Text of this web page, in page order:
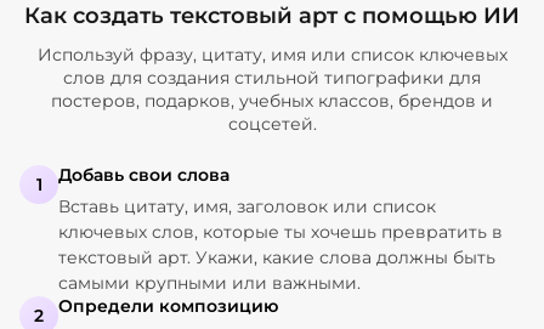
Как создать текстовый арт с помощью ИИ
Используй фразу, цитату, имя или список ключевых
слов для создания стильной типографики для
постеров, подарков, учебных классов, брендов и
соцсетей.
1
Добавь свои слова
Вставь цитату, имя, заголовок или список
ключевых слов, которые ты хочешь превратить в
текстовый арт. Укажи, какие слова должны быть
самыми крупными или важными.
2
Определи композицию